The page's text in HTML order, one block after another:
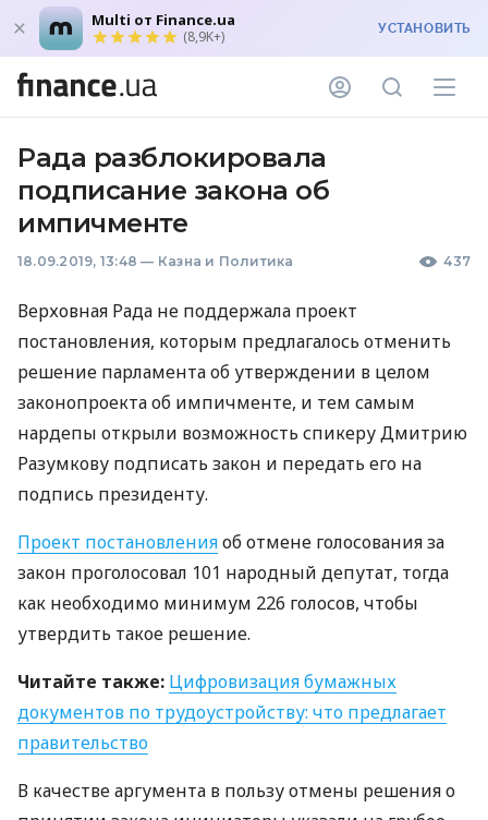
Multi от Finance.ua
(8,9K+) УСТАНОВИТЬ
Рада разблокировала
подписание закона об
импичменте
18.09.2019, 13:48 — Казна и Политика 437
Верховная Рада не поддержала проект
постановления, которым предлагалось отменить
решение парламента об утверждении в целом
законопроекта об импичменте, и тем самым
нардепы открыли возможность спикеру Дмитрию
Разумкову подписать закон и передать его на
подпись президенту.
Проект постановленияоб отмене голосования за
закон проголосовал 101 народный депутат, тогда
как необходимо минимум 226 голосов, чтобы
утвердить такое решение.
Читайте также: Цифровизация бумажных
документов по трудоустройству: что предлагает
правительство
В качестве аргумента в пользу отмены решения о